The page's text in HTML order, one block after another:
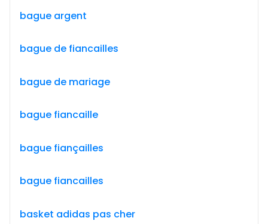
bague argent
bague de fiancailles
bague de mariage
bague fiancaille
bague fiançailles
bague fiancailles
basket adidas pas cher